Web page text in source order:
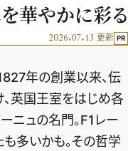
を華やかに彩る
PR
2026.07.13 更新
年の創業以来、伝
英国王室をはじめ各
ニュの名門。F1レー
も多いかも。その哲学